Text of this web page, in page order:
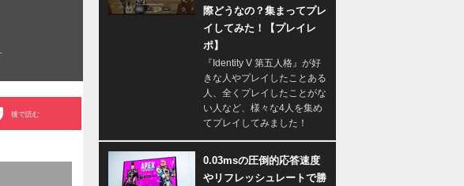
後で読む
際どうなの？集まってプレ
イしてみた！【プレイレ
ポ】
『Identity V 第五人格』が好
きな人やプレイしたことある
人、全くプレイしたことがな
い人など、様々な4人を集め
てプレイしてみました！
0.03msの圧倒的応答速度
やリフレッシュレートで勝